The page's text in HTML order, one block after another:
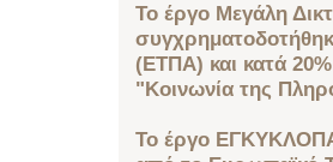
Το έργο Μεγάλη
(ΕΤΠΑ) και κατά
"Κοινωνία της
Το έργο